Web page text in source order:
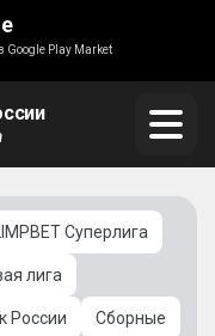
Google Play Market
Суперлига
лига
России Сборные